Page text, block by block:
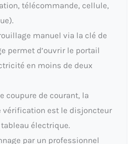
télécommande, cellule,
manuel via la clé de
permet d’ouvrir le portail
en moins de deux
coupure de courant, la
vérification est le disjoncteur
électrique.
par un professionnel